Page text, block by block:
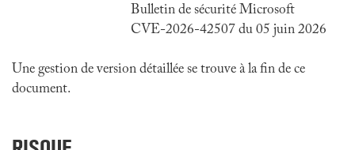
Bulletin de sécurité Microsoft
CVE-2026-42507 du 05 juin 2026
Une gestion de version détaillée se trouve à la fin de ce
document.